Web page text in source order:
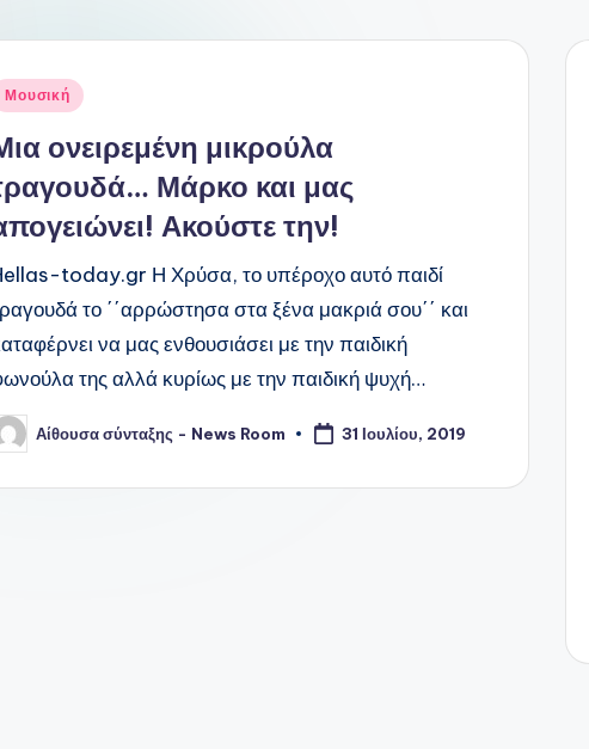
Μουσική
ονειρεμένη μικρούλα
Μάρκο και μας
Ακούστε την!
today.gr Η Χρύσα, το υπέροχο αυτό παιδί
το ΄΄αρρώστησα στα ξένα μακριά σου΄΄ και
να μας ενθουσιάσει με την παιδική
της αλλά κυρίως με την παιδική ψυχή…
Αίθουσα σύνταξης - News Room 31 Ιουλίου, 2019